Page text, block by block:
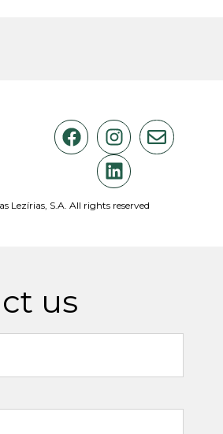
Lezírias, S.A. All rights reserved
us